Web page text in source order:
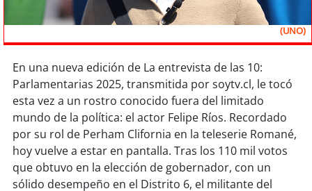
soychile
calama
soyantofagasta
(UNO)
En una nueva edición de La entrevista de las 10:
Parlamentarias 2025, transmitida por soytv.cl, le tocó
esta vez a un rostro conocido fuera del limitado
mundo de la política: el actor Felipe Ríos. Recordado
por su rol de Perham Clifornia en la teleserie Romané,
hoy vuelve a estar en pantalla. Tras los 110 mil votos
que obtuvo en la elección de gobernador, con un
sólido desempeño en el Distrito 6, el militante del